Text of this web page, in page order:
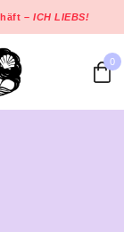
–ICH LIEBS!
0